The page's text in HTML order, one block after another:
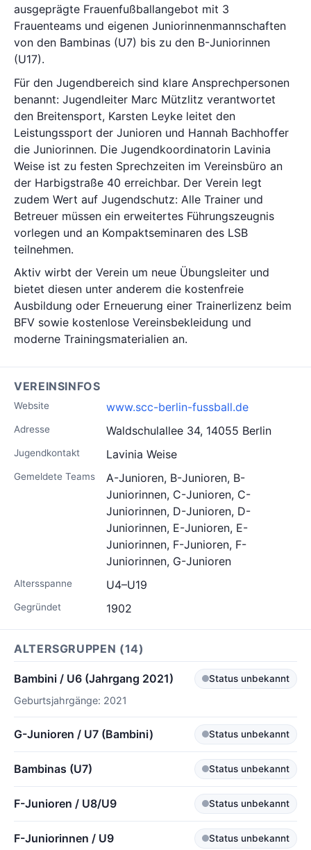
ausgeprägte Frauenfußballangebot mit 3
Frauenteams und eigenen Juniorinnenmannschaften
von den Bambinas (U7) bis zu den B-Juniorinnen
(U17).
Für den Jugendbereich sind klare Ansprechpersonen
benannt: Jugendleiter Marc Mützlitz verantwortet
den Breitensport, Karsten Leyke leitet den
Leistungssport der Junioren und Hannah Bachhoffer
die Juniorinnen. Die Jugendkoordinatorin Lavinia
Weise ist zu festen Sprechzeiten im Vereinsbüro an
der Harbigstraße 40 erreichbar. Der Verein legt
zudem Wert auf Jugendschutz: Alle Trainer und
Betreuer müssen ein erweitertes Führungszeugnis
vorlegen und an Kompaktseminaren des LSB
teilnehmen.
Aktiv wirbt der Verein um neue Übungsleiter und
bietet diesen unter anderem die kostenfreie
Ausbildung oder Erneuerung einer Trainerlizenz beim
BFV sowie kostenlose Vereinsbekleidung und
moderne Trainingsmaterialien an.
VEREINSINFOS
Website www.scc-berlin-fussball.de
Adresse Waldschulallee 34, 14055 Berlin
Jugendkontakt Lavinia Weise
Gemeldete Teams
A-Junioren, B-Junioren, B-
Juniorinnen, C-Junioren, C-
Juniorinnen, D-Junioren, D-
Juniorinnen, E-Junioren, E-
Juniorinnen, F-Junioren, F-
Juniorinnen, G-Junioren
Altersspanne U4–U19
Gegründet 1902
ALTERSGRUPPEN (14)
Bambini / U6 (Jahrgang 2021) Status unbekannt
Geburtsjahrgänge: 2021
G-Junioren / U7 (Bambini) Status unbekannt
Bambinas (U7) Status unbekannt
F-Junioren / U8/U9 Status unbekannt
F-Juniorinnen / U9 Status unbekannt